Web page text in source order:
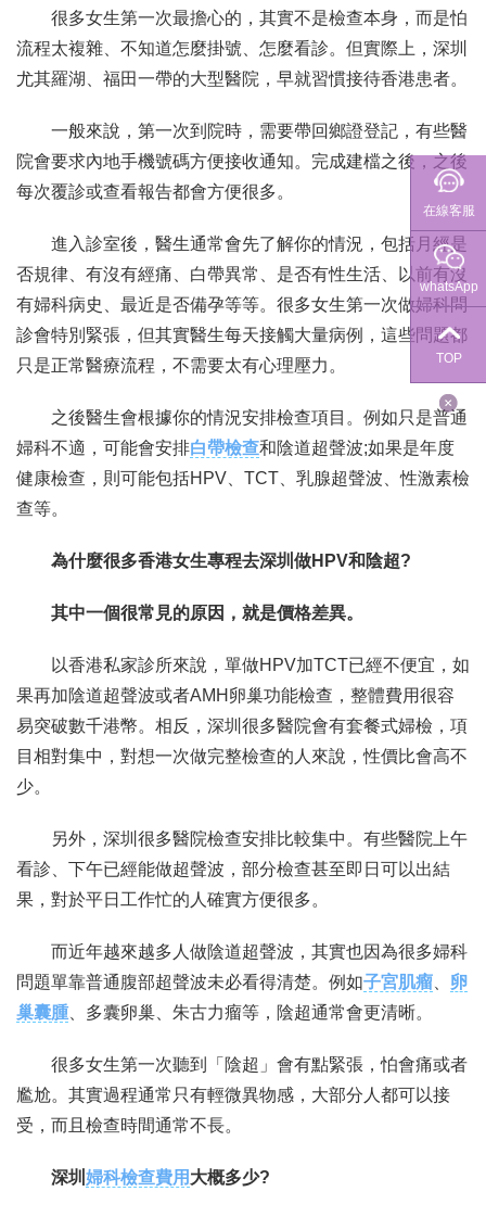
很多女生第一次最擔心的，其實不是檢查本身，而是怕
流程太複雜、不知道怎麼掛號、怎麼看診。但實際上，深圳
尤其羅湖、福田一帶的大型醫院，早就習慣接待香港患者。
一般來說，第一次到院時，需要帶回鄉證登記，有些醫
院會要求內地手機號碼方便接收通知。完成建檔之後，之後
每次覆診或查看報告都會方便很多。
進入診室後，醫生通常會先了解你的情況，包括月經是
否規律、有沒有經痛、白帶異常、是否有性生活、以前有沒
有婦科病史、最近是否備孕等等。很多女生第一次做婦科問
診會特別緊張，但其實醫生每天接觸大量病例，這些問題都
只是正常醫療流程，不需要太有心理壓力。
之後醫生會根據你的情況安排檢查項目。例如只是普通
婦科不適，可能會安排白帶檢查和陰道超聲波;如果是年度
健康檢查，則可能包括HPV、TCT、乳腺超聲波、性激素檢
查等。
為什麼很多香港女生專程去深圳做HPV和陰超?
其中一個很常見的原因，就是價格差異。
以香港私家診所來說，單做HPV加TCT已經不便宜，如
果再加陰道超聲波或者AMH卵巢功能檢查，整體費用很容
易突破數千港幣。相反，深圳很多醫院會有套餐式婦檢，項
目相對集中，對想一次做完整檢查的人來說，性價比會高不
少。
另外，深圳很多醫院檢查安排比較集中。有些醫院上午
看診、下午已經能做超聲波，部分檢查甚至即日可以出結
果，對於平日工作忙的人確實方便很多。
而近年越來越多人做陰道超聲波，其實也因為很多婦科
問題單靠普通腹部超聲波未必看得清楚。例如子宮肌瘤
卵
巢囊腫、多囊卵巢、朱古力瘤等，陰超通常會更清晰。
很多女生第一次聽到「陰超」會有點緊張，怕會痛或者
尷尬。其實過程通常只有輕微異物感，大部分人都可以接
受，而且檢查時間通常不長。
深圳 婦科檢查費用 大概多少?
在線客服
whatsApp
TOP